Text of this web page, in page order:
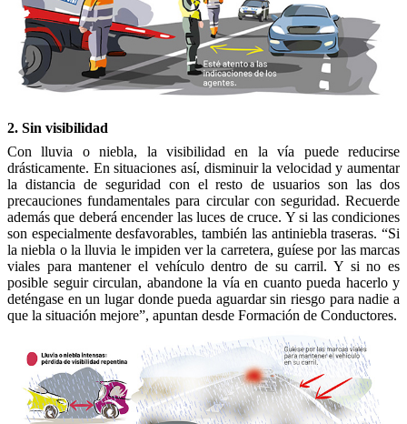
2. Sin visibilidad
Con lluvia o niebla, la visibilidad en la vía puede reducirse
drásticamente. En situaciones así, disminuir la velocidad y aumentar
la distancia de seguridad con el resto de usuarios son las dos
precauciones fundamentales para circular con seguridad. Recuerde
además que deberá encender las luces de cruce. Y si las condiciones
son especialmente desfavorables, también las antiniebla traseras. “Si
la niebla o la lluvia le impiden ver la carretera, guíese por las marcas
viales para mantener el vehículo dentro de su carril. Y si no es
posible seguir circulan, abandone la vía en cuanto pueda hacerlo y
deténgase en un lugar donde pueda aguardar sin riesgo para nadie a
que la situación mejore”, apuntan desde Formación de Conductores.